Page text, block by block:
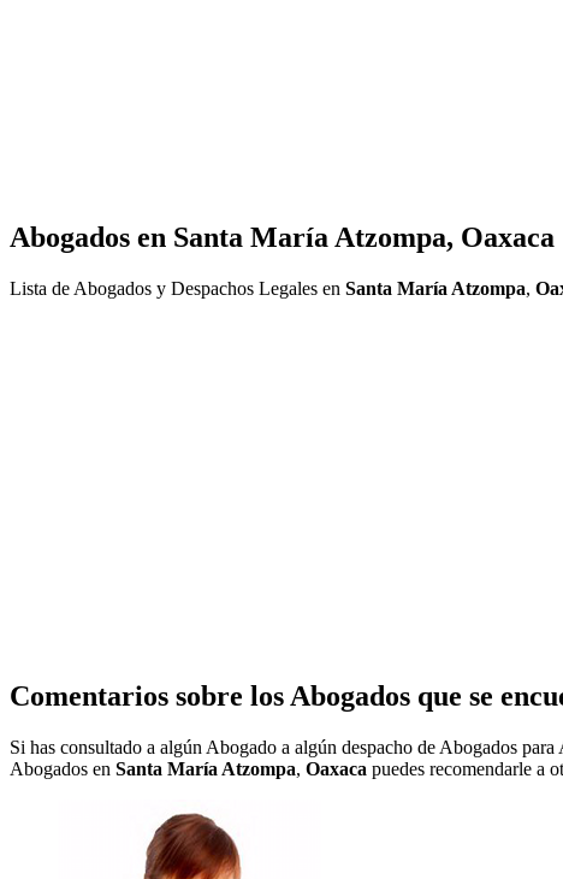
Abogados en Santa María Atzompa, Oaxaca
Lista de Abogados y Despachos Legales en Santa María Atzompa,
Comentarios sobre los Abogados que se
Si has consultado a algún Abogado a algún despacho de Abogados para
Abogados en Santa María Atzompa, Oaxaca puedes recomendarle a